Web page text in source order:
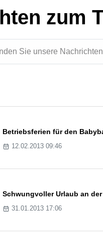
zum
Sie unsere
Betriebsferien für den
12.02.2013 09:46
Schwungvoller Urlaub an
31.01.2013 17:06